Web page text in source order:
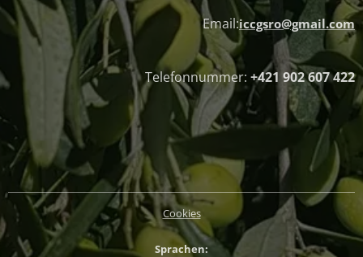
Email:iccgsro@gmail.com
Telefonnummer: +421 902 607 422
Cookies
Sprachen